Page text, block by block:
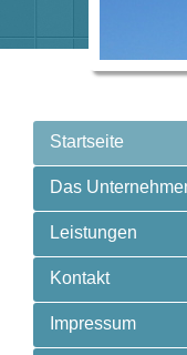
Startseite
Das
Leistungen
Kontakt
Impressum